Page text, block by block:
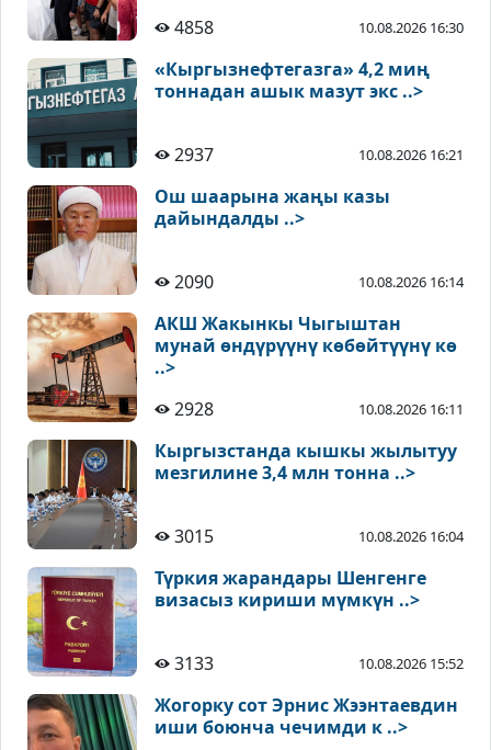
4858 10.08.2026 16:30
«Кыргызнефтегазга» 4,2 миң
тоннадан ашык мазут экс ..>
2937 10.08.2026 16:21
Ош шаарына жаңы казы
дайындалды ..>
2090 10.08.2026 16:14
АКШ Жакынкы Чыгыштан
мунай өндүрүүнү көбөйтүүнү кө
..>
2928
10.08.2026 16:11
Кыргызстанда кышкы жылытуу
мезгилине 3,4 млн тонна ..>
3015 10.08.2026 16:04
Түркия жарандары Шенгенге
визасыз кириши мүмкүн ..>
3133 10.08.2026 15:52
Жогорку сот Эрнис Жээнтаевдин
иши боюнча чечимди к ..>